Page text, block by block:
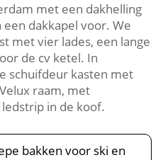
met een dakhelling
dakkapel voor.​ We
met vier lades, een lange
de cv ketel.​ In
schuifdeur kasten met
raam, met
in de koof.​
bakken voor ski en